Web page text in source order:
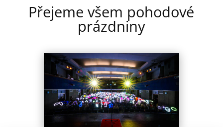
Přejeme všem pohodové
prázdniny